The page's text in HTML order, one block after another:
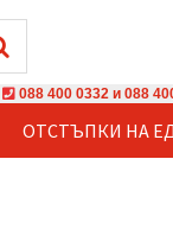
088 400 0332 и 088
ОТСТЪПКИ НА